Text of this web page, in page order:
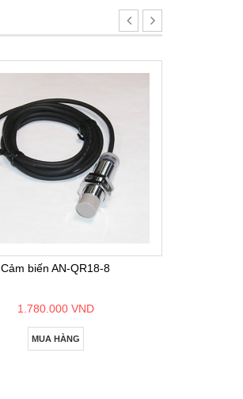
Cảm biến AN-QR18-8
1.780.000 VND
MUA HÀNG